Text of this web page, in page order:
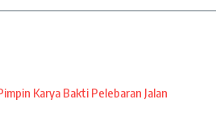
Karya Bakti Pelebaran Jalan